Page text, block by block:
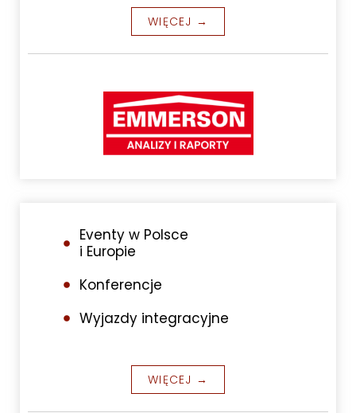
WIĘCEJ →
Eventy w Polsce
i Europie
Konferencje
Wyjazdy integracyjne
WIĘCEJ →